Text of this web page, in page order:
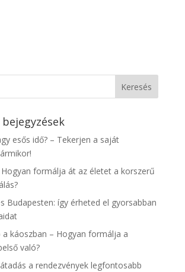
esős idő? – Tekerjen a saját
formálja át az életet a korszerű
Budapesten: így érheted el gyorsabban
a káoszban – Hogyan formálja a
való?
a rendezvények legfontosabb